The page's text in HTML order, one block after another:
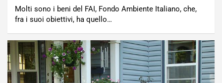
Molti sono i beni del FAI, Fondo Ambiente Italiano, che,
fra i suoi obiettivi, ha quello…